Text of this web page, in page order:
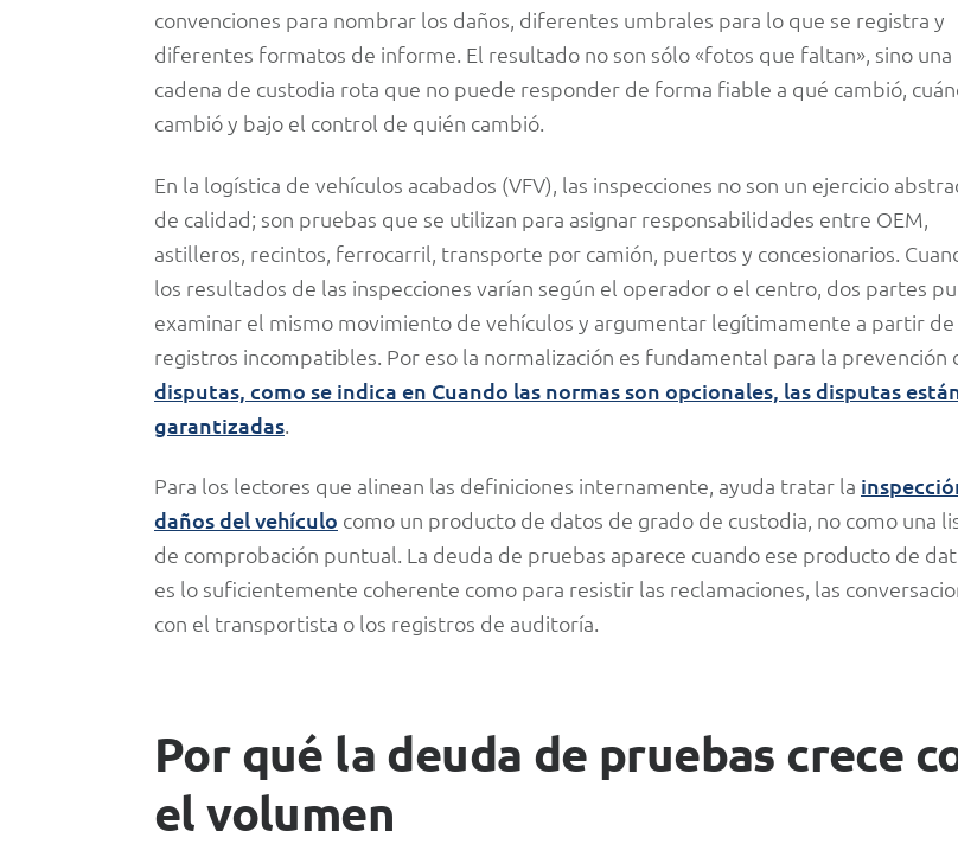
convenciones para nombrar los daños, diferentes umbrales para lo que se registra y
diferentes formatos de informe. El resultado no son sólo «fotos que faltan», sino una
cadena de custodia rota que no puede responder de forma fiable a qué cambió,
cambió y bajo el control de quién cambió.
En la logística de vehículos acabados (VFV), las inspecciones no son un ejercicio
de calidad; son pruebas que se utilizan para asignar responsabilidades entre OEM,
astilleros, recintos, ferrocarril, transporte por camión, puertos y concesionarios.
los resultados de las inspecciones varían según el operador o el centro, dos partes
examinar el mismo movimiento de vehículos y argumentar legítimamente a partir de
registros incompatibles. Por eso la normalización es fundamental para la prevención
disputas, como se indica en Cuando las normas son opcionales, las disputas
garantizadas
Para los lectores que alinean las definiciones internamente, ayuda tratar la
daños del vehículo como un producto de datos de grado de custodia, no como una
de comprobación puntual. La deuda de pruebas aparece cuando ese producto de
es lo suficientemente coherente como para resistir las reclamaciones, las
con el transportista o los registros de auditoría.
Por qué la deuda de pruebas crece
el volumen